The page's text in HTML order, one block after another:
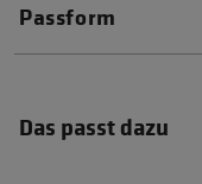
Passform
Das passt dazu